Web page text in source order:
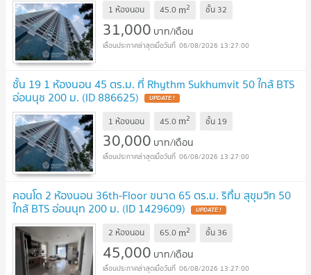
1 ห้องนอน 45.0 m2 ชั้น 32
31,000 บาท/เดือน
06/08/2026 13:27:00
ชั้น 19 1 ห้องนอน 45 ตร.ม. ที่ Rhythm Sukhumvit 50 ใกล้ BTS
อ่อนนุช 200 ม. (ID 886625) UPDATE !
1 ห้องนอน 45.0 m2 ชั้น 19
30,000 บาท/เดือน
06/08/2026 13:27:00
คอนโด 2 ห้องนอน 36th-Floor ขนาด 65 ตร.ม. ริทึ่ม สุขุมวิท 50
ใกล้ BTS อ่อนนุท 200 ม. (ID 1429609) UPDATE !
2 ห้องนอน 65.0 m2 ชั้น 36
45,000 บาท/เดือน
06/08/2026 13:27:00